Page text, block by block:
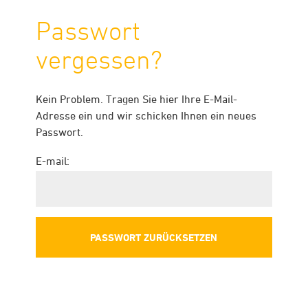
Passwort
vergessen?
Kein Problem. Tragen Sie hier Ihre E-Mail-
Adresse ein und wir schicken Ihnen ein neues
Passwort.
E-mail: